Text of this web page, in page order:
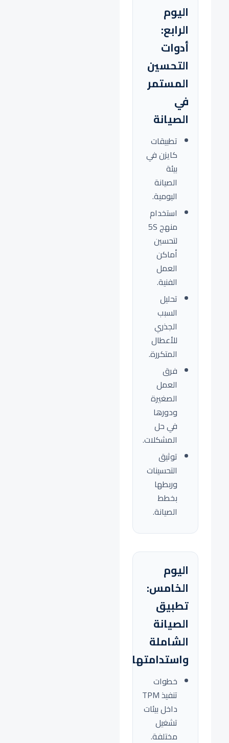
اليوم
الرابع:
أدوات
التحسين
المستمر
في
الصيانة
تطبيقات
كايزن في
بيئة
الصيانة
اليومية.
استخدام
منهج 5S
لتحسين
أماكن
العمل
الفنية.
تحليل
السبب
الجذري
للأعطال
المتكررة.
فرق
العمل
الصغيرة
ودورها
في حل
المشكلات.
توثيق
التحسينات
وربطها
بخطط
الصيانة.
اليوم
الخامس:
تطبيق
الصيانة
الشاملة
واستدامتها
خطوات
تنفيذ TPM
داخل بيئات
تشغيل
مختلفة.